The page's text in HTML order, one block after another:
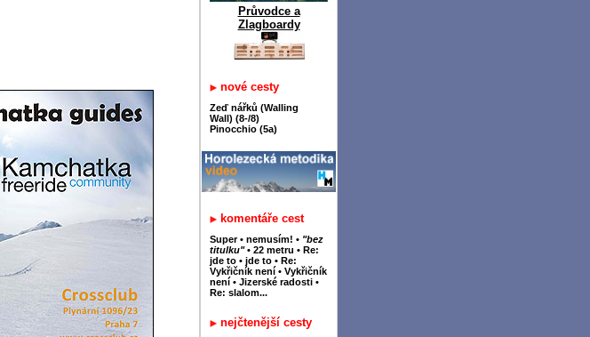
Průvodce a
Zlagboardy
nové cesty
Zeď nářků (Walling
Wall) (8-/8)
Pinocchio (5a)
komentáře cest
Super • nemusím! • "bez
titulku" • 22 metru • Re:
jde to • jde to • Re:
Vykřičník není • Vykřičník
není • Jizerské radosti •
Re: slalom...
nejčtenější cesty